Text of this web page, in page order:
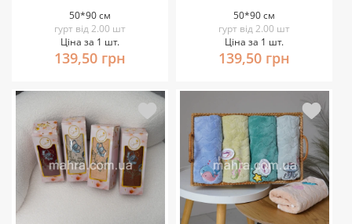
50*90 см
гурт від 2.00 шт
Ціна за 1 шт.
139,50 грн
50*90 см
гурт від 2.00 шт
Ціна за 1 шт.
139,50 грн